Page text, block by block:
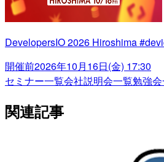
DevelopersIO 2026 Hiroshima
開催前2026年10月16日(金) 17:30
セミナー一覧会社説明会一覧勉強
関連記事